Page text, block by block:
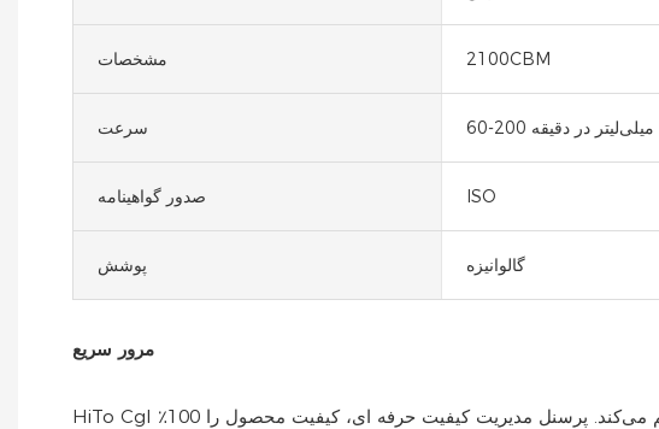
مشخصات 2100CBM
سرعت 60-200 میلی‌لیتر در دقیقه
صدور گواهینامه ISO
پوشش گالوانیزه
مرور سریع
HiTo Cgl طیف گسترده‌ای از سبک‌های طراحی را ارائه می‌دهد که امکان برآورده کردن نیازهای سخت‌گیرترین مشتریان را فراهم می‌کند. پرسنل مدیریت کیفیت حرفه ای، کیفیت محصول را 100٪